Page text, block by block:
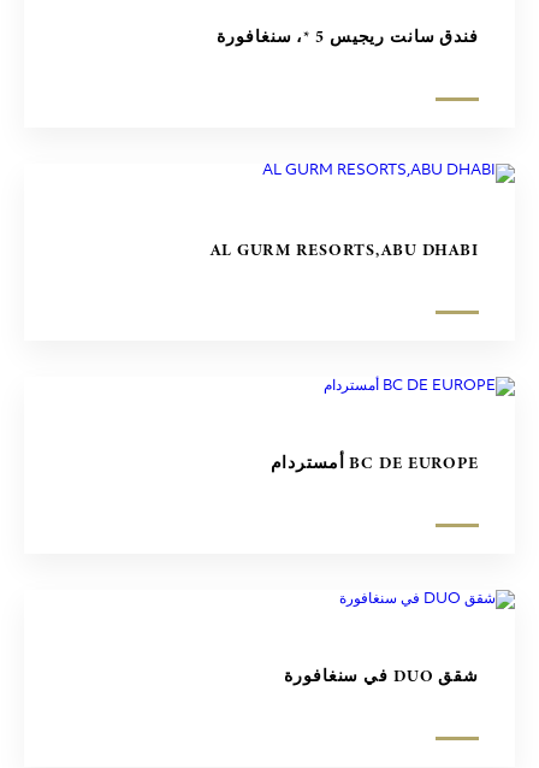
فندق سانت ريجيس 5 *، سنغافورة
AL GURM RESORTS,ABU DHABI
BC DE EUROPE أمستردام
شقق DUO في سنغافورة